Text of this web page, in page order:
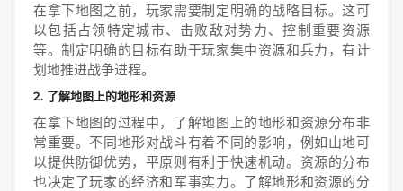
在拿下地图之前，玩家需要制定明确的战略目标。这可
以包括占领特定城市、击败敌对势力、控制重要资源
等。制定明确的目标有助于玩家集中资源和兵力，有计
划地推进战争进程。
2. 了解地图上的地形和资源
在拿下地图的过程中，了解地图上的地形和资源分布非
常重要。不同地形对战斗有着不同的影响，例如山地可
以提供防御优势，平原则有利于快速机动。资源的分布
也决定了玩家的经济和军事实力。了解地形和资源的分